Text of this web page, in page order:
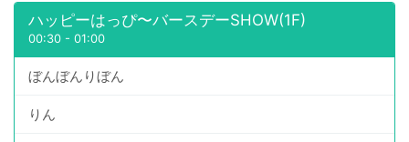
ハッピーはっぴ〜バースデーSHOW(1F)
00:30 - 01:00
ぼんぼんりぼん
りん